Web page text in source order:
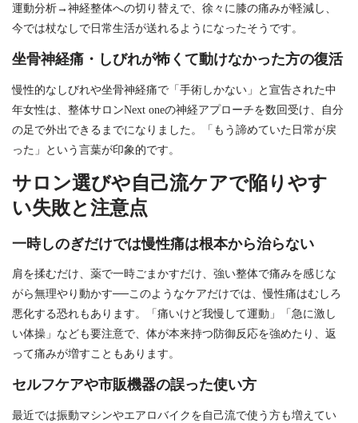
運動分析→神経整体への切り替えで、徐々に膝の痛みが軽減し、
今では杖なしで日常生活が送れるようになったそうです。
坐骨神経痛・しびれが怖くて動けなかった方の復活
慢性的なしびれや坐骨神経痛で「手術しかない」と宣告された中
年女性は、整体サロンNext oneの神経アプローチを数回受け、自分
の足で外出できるまでになりました。「もう諦めていた日常が戻
った」という言葉が印象的です。
サロン選びや自己流ケアで陥りやす
い失敗と注意点
一時しのぎだけでは慢性痛は根本から治らない
肩を揉むだけ、薬で一時ごまかすだけ、強い整体で痛みを感じな
がら無理やり動かす──このようなケアだけでは、慢性痛はむしろ
悪化する恐れもあります。「痛いけど我慢して運動」「急に激し
い体操」なども要注意で、体が本来持つ防御反応を強めたり、返
って痛みが増すこともあります。
セルフケアや市販機器の誤った使い方
最近では振動マシンやエアロバイクを自己流で使う方も増えてい